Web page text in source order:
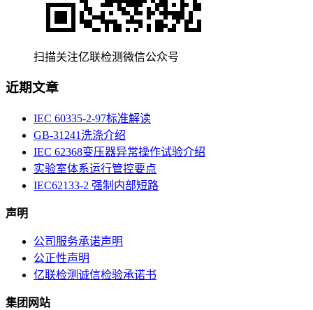
扫描关注亿联检测微信公众号
近期文章
IEC 60335-2-97标准解读
GB-31241洗涤介绍
IEC 62368变压器异常操作试验介绍
实验室体系运行管控要点
IEC62133-2 强制内部短路
声明
公司服务承诺声明
公正性声明
亿联检测诚信检验承诺书
集团网站